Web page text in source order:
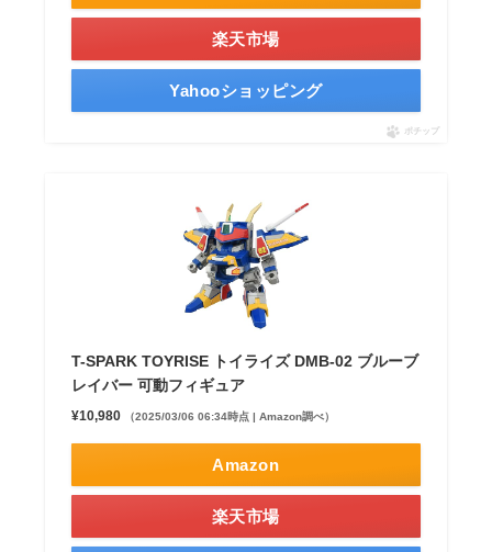
楽天市場
Yahooショッピング
ポチップ
T-SPARK TOYRISE トイライズ DMB-02 ブルーブ
レイバー 可動フィギュア
¥10,980 （2025/03/06 06:34時点 | Amazon調べ）
Amazon
楽天市場